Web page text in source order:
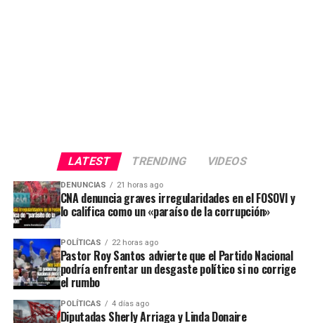
LATEST TRENDING VIDEOS
DENUNCIAS 21 horas ago
CNA denuncia graves irregularidades en el FOSOVI y
lo califica como un «paraíso de la corrupción»
POLÍTICAS 22 horas ago
Pastor Roy Santos advierte que el Partido Nacional
podría enfrentar un desgaste político si no corrige
el rumbo
POLÍTICAS 4 días ago
Diputadas Sherly Arriaga y Linda Donaire